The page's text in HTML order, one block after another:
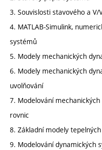
3. Souvislosti stavového a
4. MATLAB-Simulink,
systémů
5. Modely mechanických
6. Modely mechanických
uvolňování
7. Modelování
rovnic
8. Základní modely
9. Modelování dynamických